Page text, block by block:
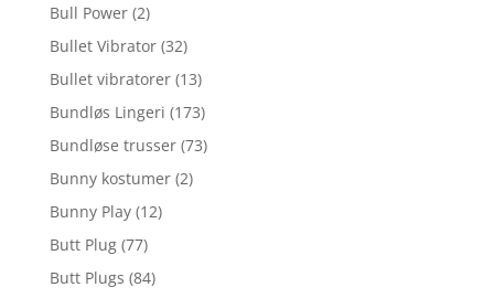
Bull Power (2)
Bullet Vibrator (32)
Bullet vibratorer (13)
Bundløs Lingeri (173)
Bundløse trusser (73)
Bunny kostumer (2)
Bunny Play (12)
Butt Plug (77)
Butt Plugs (84)